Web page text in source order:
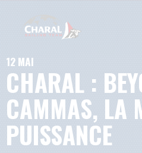
12 MAI
CHARAL :
CAMMAS, LA
PUISSANCE